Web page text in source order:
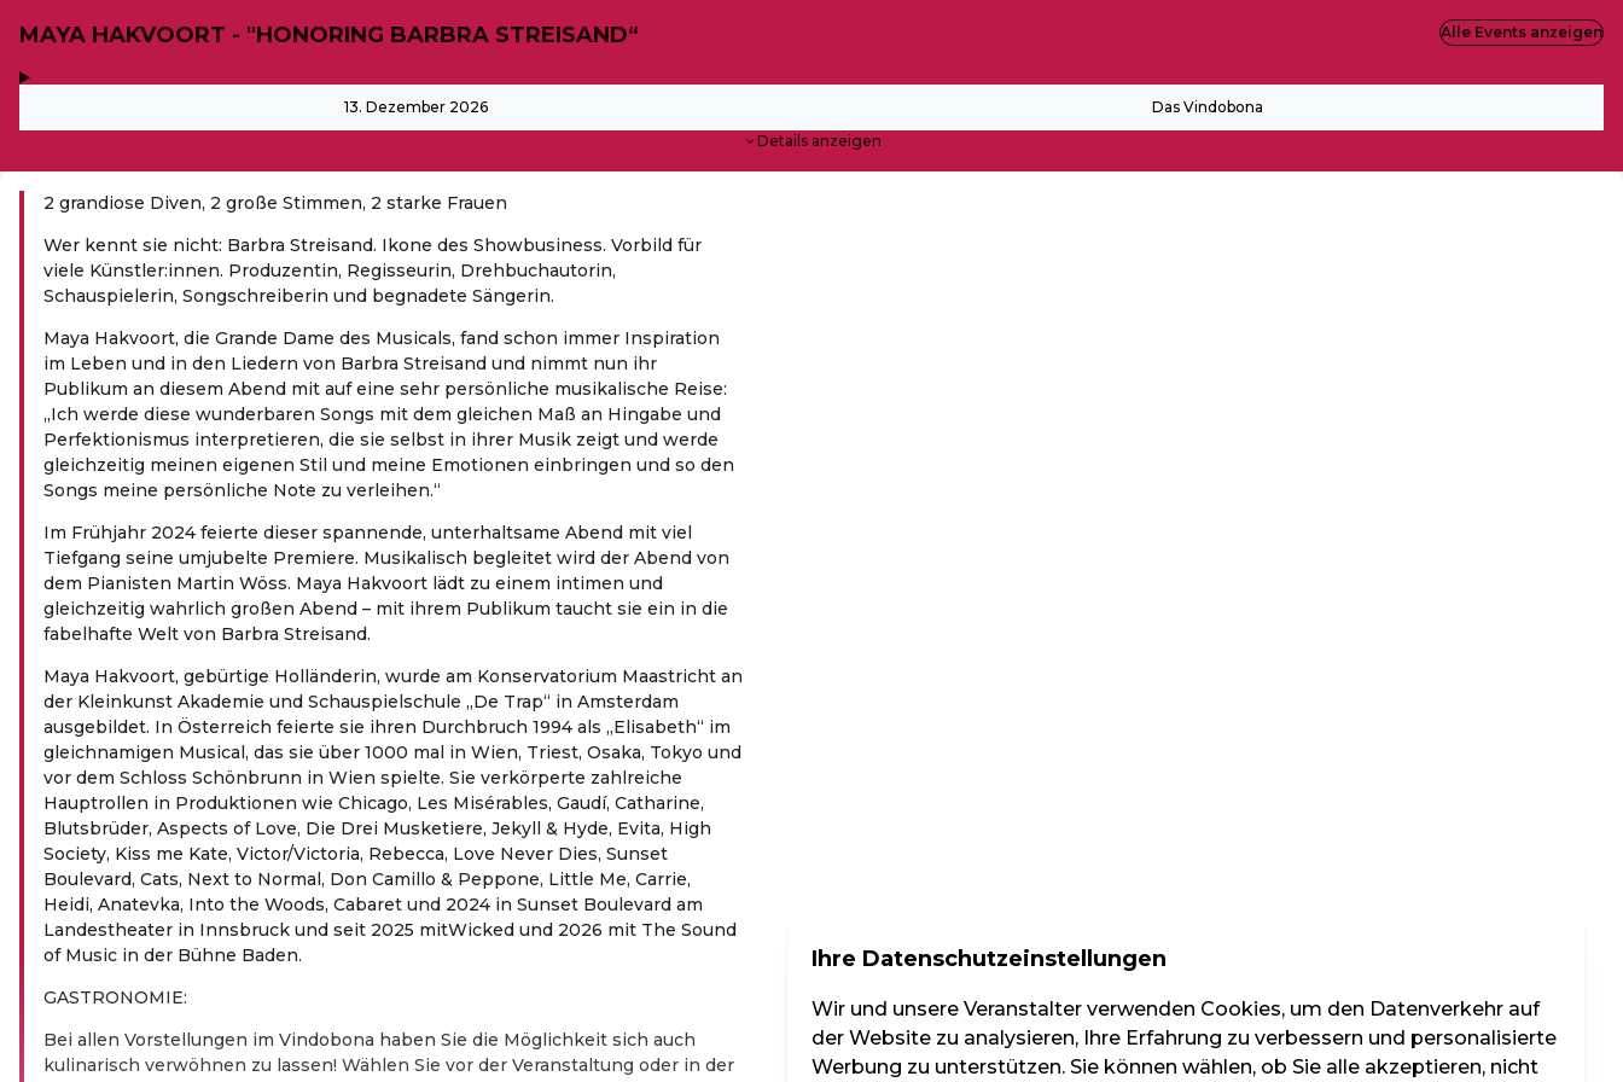
MAYA HAKVOORT - "HONORING BARBRA STREISAND“
13. Dezember 2026 Das Vindobona
Details anzeigen
Alle Events anzeigen
2 grandiose Diven, 2 große Stimmen, 2 starke Frauen
Wer kennt sie nicht: Barbra Streisand. Ikone des Showbusiness. Vorbild für
viele Künstler:innen. Produzentin, Regisseurin, Drehbuchautorin,
Schauspielerin, Songschreiberin und begnadete Sängerin.
Maya Hakvoort, die Grande Dame des Musicals, fand schon immer Inspiration
im Leben und in den Liedern von Barbra Streisand und nimmt nun ihr
Publikum an diesem Abend mit auf eine sehr persönliche musikalische Reise:
„Ich werde diese wunderbaren Songs mit dem gleichen Maß an Hingabe und
Perfektionismus interpretieren, die sie selbst in ihrer Musik zeigt und werde
gleichzeitig meinen eigenen Stil und meine Emotionen einbringen und so den
Songs meine persönliche Note zu verleihen.“
Im Frühjahr 2024 feierte dieser spannende, unterhaltsame Abend mit viel
Tiefgang seine umjubelte Premiere. Musikalisch begleitet wird der Abend von
dem Pianisten Martin Wöss. Maya Hakvoort lädt zu einem intimen und
gleichzeitig wahrlich großen Abend – mit ihrem Publikum taucht sie ein in die
fabelhafte Welt von Barbra Streisand.
Maya Hakvoort, gebürtige Holländerin, wurde am Konservatorium Maastricht an
der Kleinkunst Akademie und Schauspielschule „De Trap“ in Amsterdam
ausgebildet. In Österreich feierte sie ihren Durchbruch 1994 als „Elisabeth“ im
gleichnamigen Musical, das sie über 1000 mal in Wien, Triest, Osaka, Tokyo und
vor dem Schloss Schönbrunn in Wien spielte. Sie verkörperte zahlreiche
Hauptrollen in Produktionen wie Chicago, Les Misérables, Gaudí, Catharine,
Blutsbrüder, Aspects of Love, Die Drei Musketiere, Jekyll & Hyde, Evita, High
Society, Kiss me Kate, Victor/Victoria, Rebecca, Love Never Dies, Sunset
Boulevard, Cats, Next to Normal, Don Camillo & Peppone, Little Me, Carrie,
Heidi, Anatevka, Into the Woods, Cabaret und 2024 in Sunset Boulevard am
Landestheater in Innsbruck und seit 2025 mitWicked und 2026 mit The Sound
of Music in der Bühne Baden.
GASTRONOMIE:
Bei allen Vorstellungen im Vindobona haben Sie die Möglichkeit sich auch
kulinarisch verwöhnen zu lassen! Wählen Sie vor der Veranstaltung oder in der
Ihre Datenschutzeinstellungen
Wir und unsere Veranstalter verwenden Cookies, um den Datenverkehr auf
der Website zu analysieren, Ihre Erfahrung zu verbessern und personalisierte
Werbung zu unterstützen. Sie können wählen, ob Sie alle akzeptieren, nicht